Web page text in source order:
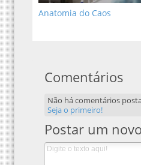
Anatomia do Caos
Comentários
Não há comentários
Seja o primeiro!
Postar um